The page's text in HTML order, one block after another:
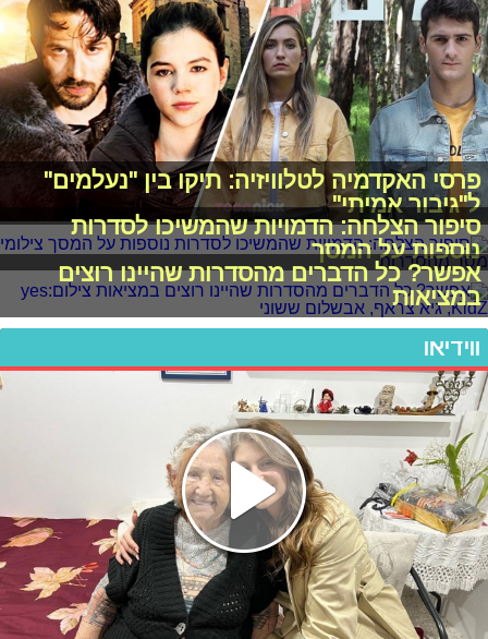
פרסי האקדמיה לטלוויזיה: תיקו בין "נעלמים"
ל"גיבור אמיתי"
סיפור הצלחה: הדמויות שהמשיכו לסדרות
נוספות על המסך
אפשר? כל הדברים מהסדרות שהיינו רוצים
במציאות
ווידיאו